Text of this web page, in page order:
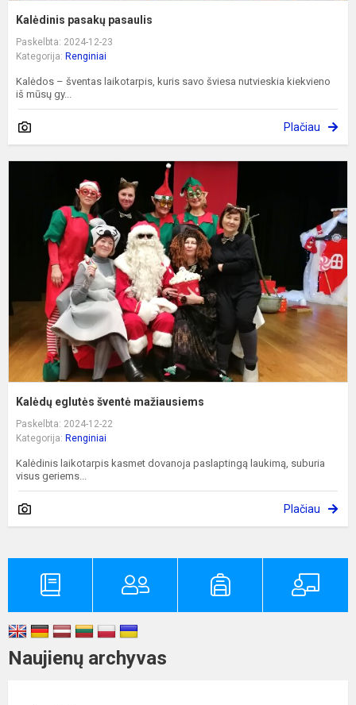
Kalėdinis pasakų pasaulis
Paskelbta: 2024-12-23
Kategorija: Renginiai
Kalėdos – šventas laikotarpis, kuris savo šviesa nutvieskia kiekvieno
iš mūsų gy...
Plačiau
Kalėdų eglutės šventė mažiausiems
Paskelbta: 2024-12-22
Kategorija: Renginiai
Kalėdinis laikotarpis kasmet dovanoja paslaptingą laukimą, suburia
visus geriems...
Plačiau
Naujienų archyvas